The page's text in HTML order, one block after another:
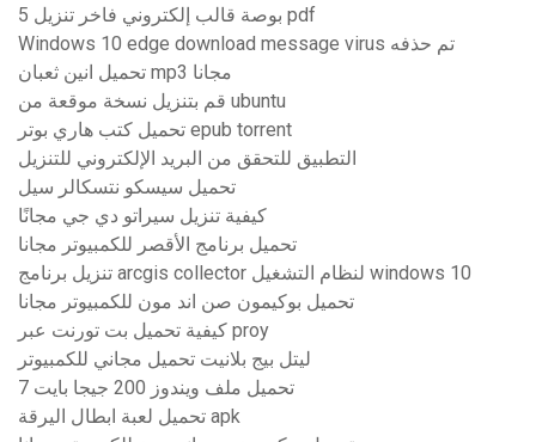
5 بوصة قالب إلكتروني فاخر تنزيل pdf
Windows 10 edge download message virus تم حذفه
تحميل انين ثعبان mp3 مجانا
قم بتنزيل نسخة موقعة من ubuntu
تحميل كتب هاري بوتر epub torrent
التطبيق للتحقق من البريد الإلكتروني للتنزيل
تحميل سيسكو نتسكالر سيل
كيفية تنزيل سيراتو دي جي مجانًا
تحميل برنامج الأقصر للكمبيوتر مجانا
تنزيل برنامج arcgis collector لنظام التشغيل windows 10
تحميل بوكيمون صن اند مون للكمبيوتر مجانا
كيفية تحميل بت تورنت عبر proy
ليتل بيج بلانيت تحميل مجاني للكمبيوتر
تحميل ملف ويندوز 200 جيجا بايت 7
تحميل لعبة ابطال اليرقة apk